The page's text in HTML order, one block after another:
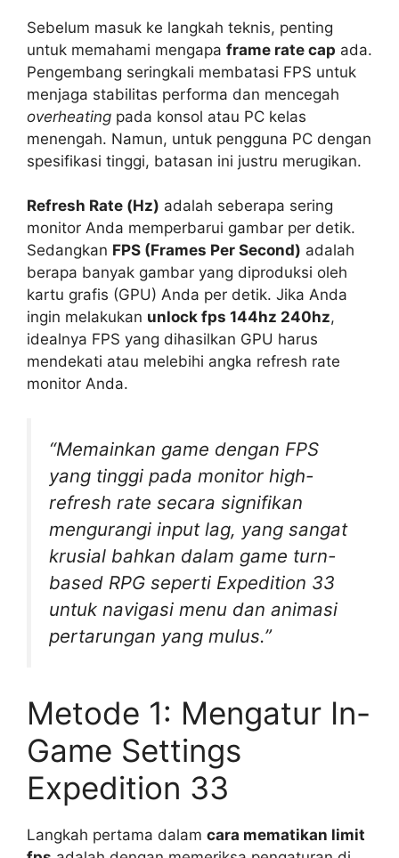
Sebelum masuk ke langkah teknis, penting
untuk memahami mengapa frame rate cap ada.
Pengembang seringkali membatasi FPS untuk
menjaga stabilitas performa dan mencegah
overheating pada konsol atau PC kelas
menengah. Namun, untuk pengguna PC dengan
spesifikasi tinggi, batasan ini justru merugikan.
Refresh Rate (Hz) adalah seberapa sering
monitor Anda memperbarui gambar per detik.
Sedangkan FPS (Frames Per Second) adalah
berapa banyak gambar yang diproduksi oleh
kartu grafis (GPU) Anda per detik. Jika Anda
ingin melakukan unlock fps 144hz 240hz,
idealnya FPS yang dihasilkan GPU harus
mendekati atau melebihi angka refresh rate
monitor Anda.
“Memainkan game dengan FPS
yang tinggi pada monitor high-
refresh rate secara signifikan
mengurangi input lag, yang sangat
krusial bahkan dalam game turn-
based RPG seperti Expedition 33
untuk navigasi menu dan animasi
pertarungan yang mulus.”
Metode 1: Mengatur In-
Game Settings
Expedition 33
Langkah pertama dalam cara mematikan limit